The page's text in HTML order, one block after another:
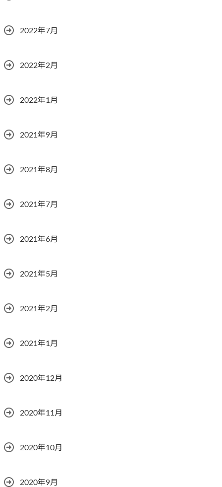
2022年7月
2022年2月
2022年1月
2021年9月
2021年8月
2021年7月
2021年6月
2021年5月
2021年2月
2021年1月
2020年12月
2020年11月
2020年10月
2020年9月